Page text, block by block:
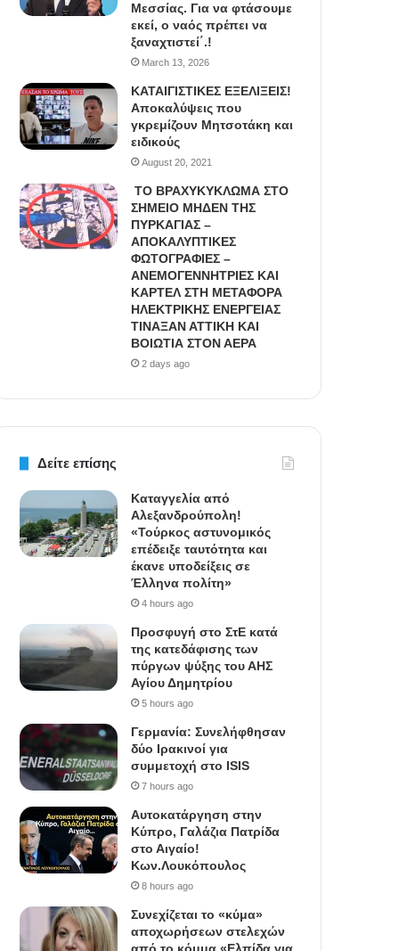
Μεσσίας. Για να φτάσουμε
εκεί, ο ναός πρέπει να
ξαναχτιστεί΄.!
March 13, 2026
ΚΑΤΑΙΓΙΣΤΙΚΕΣ ΕΞΕΛΙΞΕΙΣ!
Αποκαλύψεις που
γκρεμίζουν Μητσοτάκη και
ειδικούς
August 20, 2021
ΤΟ ΒΡΑΧΥΚΥΚΛΩΜΑ ΣΤΟ
ΣΗΜΕΙΟ ΜΗΔΕΝ ΤΗΣ
ΠΥΡΚΑΓΙΑΣ –
ΑΠΟΚΑΛΥΠΤΙΚΕΣ
ΦΩΤΟΓΡΑΦΙΕΣ –
ΑΝΕΜΟΓΕΝΝΗΤΡΙΕΣ ΚΑΙ
ΚΑΡΤΕΛ ΣΤΗ ΜΕΤΑΦΟΡΑ
ΗΛΕΚΤΡΙΚΗΣ ΕΝΕΡΓΕΙΑΣ
ΤΙΝΑΞΑΝ ΑΤΤΙΚΗ ΚΑΙ
ΒΟΙΩΤΙΑ ΣΤΟΝ ΑΕΡΑ
2 days ago
Δείτε επίσης
Καταγγελία από
Αλεξανδρούπολη!
«Τούρκος αστυνομικός
επέδειξε ταυτότητα και
έκανε υποδείξεις σε
Έλληνα πολίτη»
4 hours ago
Προσφυγή στο ΣτΕ κατά
της κατεδάφισης των
πύργων ψύξης του ΑΗΣ
Αγίου Δημητρίου
5 hours ago
Γερμανία: Συνελήφθησαν
δύο Ιρακινοί για
συμμετοχή στο ISIS
7 hours ago
Αυτοκατάργηση στην
Κύπρο, Γαλάζια Πατρίδα
στο Αιγαίο!
Κων.Λουκόπουλος
8 hours ago
Συνεχίζεται το «κύμα»
αποχωρήσεων στελεχών